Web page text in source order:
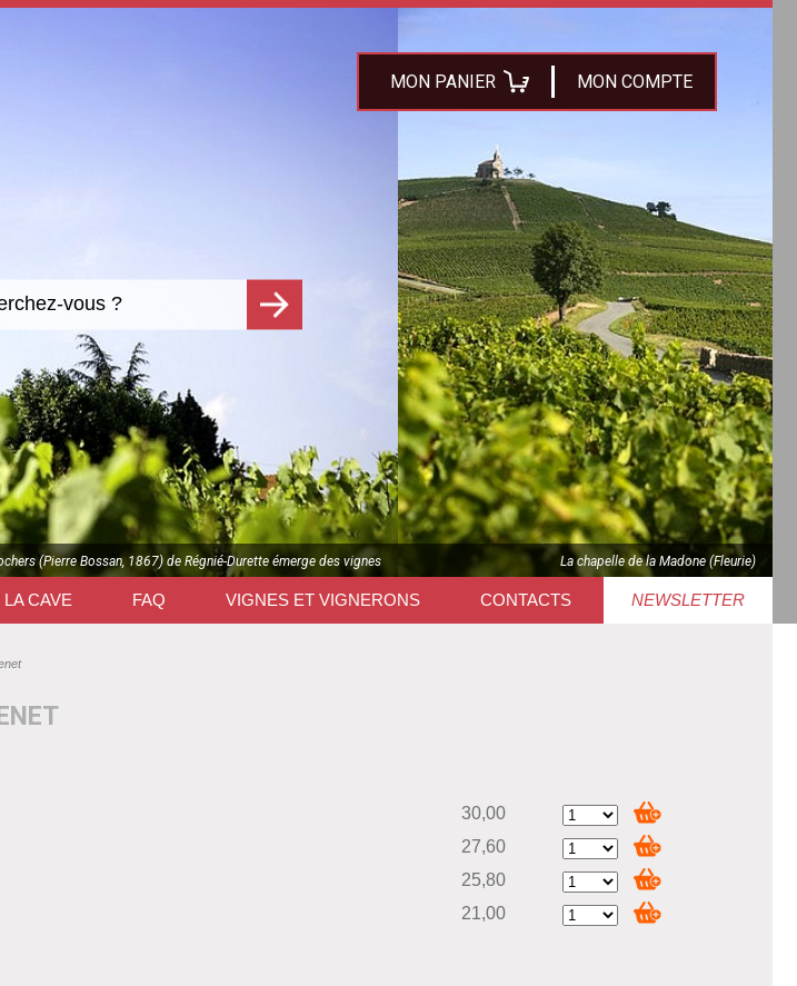
MON PANIER MON COMPTE
(Pierre Bossan, 1867) de Régnié-Durette émerge des vignes La chapelle de la Madone (Fleurie)
LA CAVE FAQ VIGNES ET VIGNERONS CONTACTS NEWSLETTER
30,00
27,60
25,80
21,00